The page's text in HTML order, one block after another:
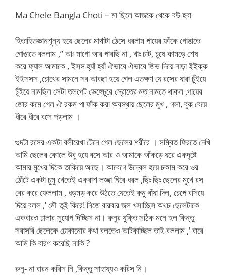
Ma Chele Bangla Choti – মা ছিলে আজকে থেকে বউ হবা
হিতাহিতজ্ঞানশূন্য হয়ে ছেলের মাথাটা ঠেসে ধরলাম পায়ের ফাঁকে গোঙাতে
গোঙাতে বললাম ,” আঃ মাগো আর পারছি না , খাঃ চাট, চুষে কামড়ে শেষ
করে ফ্যাল আমাকে , ইসস হ্যাঁ হ্যাঁ ঐভাবে ঐভাবে জিভ দিয়ে নাড়া ইইক্ক
ইইসসস ,চোখের সামনে সব আবছা হয়ে গেল এতক্ষণ যে রসের ধারা চুঁইয়ে
চুঁইয়ে নামছিল সেটা তলপেট ভেঙ্গেচুরে স্রোতের মত নামতে থাকল ,পায়ের
জোর কমে গেল ঐ রকম পা ফাঁক করা অবস্থায় ছেলের মুখ , গলা, বুক বেয়ে
ধীরে ধীরে বসে পড়লাম ।
গুদটা রসের একটা বলীরেখা টেনে গেল ছেলের শরীরে । সম্বিত ফিরতে দেখি
আমি ছেলের কোলে উবু হয়ে বসে আর ও আমাকে আঁকড়ে ধরে একদৃষ্টে
আমার মুখের দিকে তাকিয়ে আছে। আবেগে উদ্বেল হয়ে চকাম করে ওর
ঠোঁটে একটা চুমু খেতেই একরাশ লজ্জা ঘিরে ধরল ,ছিঃ ছিঃ ছেলের মুখে রস
বের করে ফেললাম , ধড়মড় করে উঠতে যেতেই রুনু বাঁধা দিল, চেপে বসিয়ে
দিয়ে বলল ,’ মৌ তুই কিরে! নিজে বারবার জল খসাচ্ছিস অথচ ছেলেটাকে
একবারও ঢালার সুযোগ দিচ্ছিস না। রুনুর যুক্তি সঠিক মনে হল কিন্তু
সরাসরি ছেলেকে ঢোকানোর কথা বলতেও আটকাচ্ছিল তাই বললাম ,’ বারে
আমি কি বারণ করেছি নাকি ?
রুনু- না বারন করিস নি ,কিন্তু সাহায্যও করিস নি।